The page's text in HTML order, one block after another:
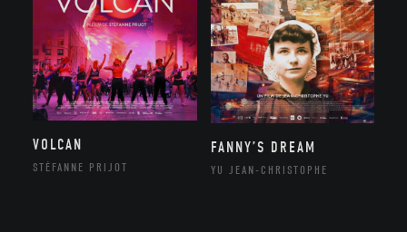
VOLCAN
STÉFANNE PRIJOT
FANNY’S DREAM
YU JEAN-CHRISTOPHE